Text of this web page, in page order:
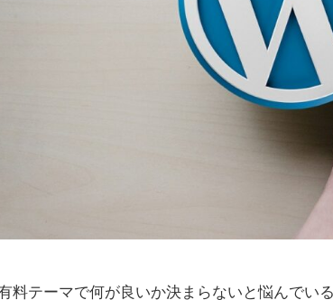
料テーマで何が良いか決まらないと悩んでい